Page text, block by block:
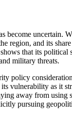
uncertain.
region, and its
that its
military threats.
policy
vulnerability as it
away from using
pursuing